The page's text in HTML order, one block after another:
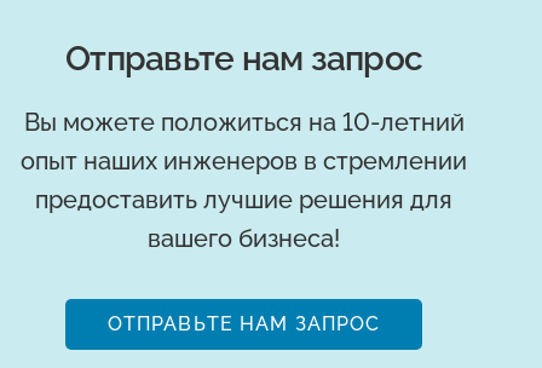
Отправьте нам запрос
Вы можете положиться на 10-летний
опыт наших инженеров в стремлении
предоставить лучшие решения для
вашего бизнеса!
ОТПРАВЬТЕ НАМ ЗАПРОС